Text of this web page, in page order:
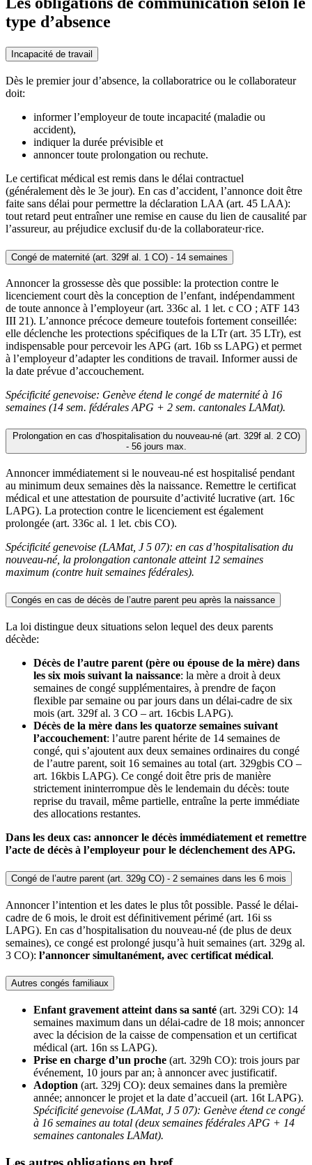
type d’absence
Incapacité de travail
Dès le premier jour d’absence, la collaboratrice ou le collaborateur
doit:
informer l’employeur de toute incapacité (maladie ou
accident),
indiquer la durée prévisible et
annoncer toute prolongation ou rechute.
Le certificat médical est remis dans le délai contractuel
(généralement dès le 3e jour). En cas d’accident, l’annonce doit être
faite sans délai pour permettre la déclaration LAA (art. 45 LAA):
tout retard peut entraîner une remise en cause du lien de causalité par
l’assureur, au préjudice exclusif du·de la collaborateur·rice.
Congé de maternité (art. 329f al. 1 CO) - 14 semaines
Annoncer la grossesse dès que possible: la protection contre le
licenciement court dès la conception de l’enfant, indépendamment
de toute annonce à l’employeur (art. 336c al. 1 let. c CO ; ATF 143
III 21). L’annonce précoce demeure toutefois fortement conseillée:
elle déclenche les protections spécifiques de la LTr (art. 35 LTr), est
indispensable pour percevoir les APG (art. 16b ss LAPG) et permet
à l’employeur d’adapter les conditions de travail. Informer aussi de
la date prévue d’accouchement.
Spécificité genevoise: Genève étend le congé de maternité à 16
semaines (14 sem. fédérales APG + 2 sem. cantonales LAMat).
Prolongation en cas d’hospitalisation du nouveau-né (art. 329f al. 2 CO)
- 56 jours max.
Annoncer immédiatement si le nouveau-né est hospitalisé pendant
au minimum deux semaines dès la naissance. Remettre le certificat
médical et une attestation de poursuite d’activité lucrative (art. 16c
LAPG). La protection contre le licenciement est également
prolongée (art. 336c al. 1 let. cbis CO).
Spécificité genevoise (LAMat, J 5 07): en cas d’hospitalisation du
nouveau-né, la prolongation cantonale atteint 12 semaines
maximum (contre huit semaines fédérales).
Congés en cas de décès de l’autre parent peu après la naissance
La loi distingue deux situations selon lequel des deux parents
décède:
Décès de l’autre parent (père ou épouse de la mère) dans
les six mois suivant la naissance: la mère a droit à deux
semaines de congé supplémentaires, à prendre de façon
flexible par semaine ou par jours dans un délai-cadre de six
mois (art. 329f al. 3 CO – art. 16cbis LAPG).
Décès de la mère dans les quatorze semaines suivant
l’accouchement: l’autre parent hérite de 14 semaines de
congé, qui s’ajoutent aux deux semaines ordinaires du congé
de l’autre parent, soit 16 semaines au total (art. 329gbis CO –
art. 16kbis LAPG). Ce congé doit être pris de manière
strictement ininterrompue dès le lendemain du décès: toute
reprise du travail, même partielle, entraîne la perte immédiate
des allocations restantes.
Dans les deux cas: annoncer le décès immédiatement et remettre
l’acte de décès à l’employeur pour le déclenchement des APG.
Congé de l’autre parent (art. 329g CO) - 2 semaines dans les 6 mois
Annoncer l’intention et les dates le plus tôt possible. Passé le délai-
cadre de 6 mois, le droit est définitivement périmé (art. 16i ss
LAPG). En cas d’hospitalisation du nouveau-né (de plus de deux
semaines), ce congé est prolongé jusqu’à huit semaines (art. 329g al.
3 CO): l’annoncer simultanément, avec certificat médical.
Autres congés familiaux
Enfant gravement atteint dans sa santé (art. 329i CO): 14
semaines maximum dans un délai-cadre de 18 mois; annoncer
avec la décision de la caisse de compensation et un certificat
médical (art. 16n ss LAPG).
Prise en charge d’un proche (art. 329h CO): trois jours par
événement, 10 jours par an; à annoncer avec justificatif.
Adoption (art. 329j CO): deux semaines dans la première
année; annoncer le projet et la date d’accueil (art. 16t LAPG).
Spécificité genevoise (LAMat, J 5 07): Genève étend ce congé
à 16 semaines au total (deux semaines fédérales APG + 14
semaines cantonales LAMat).